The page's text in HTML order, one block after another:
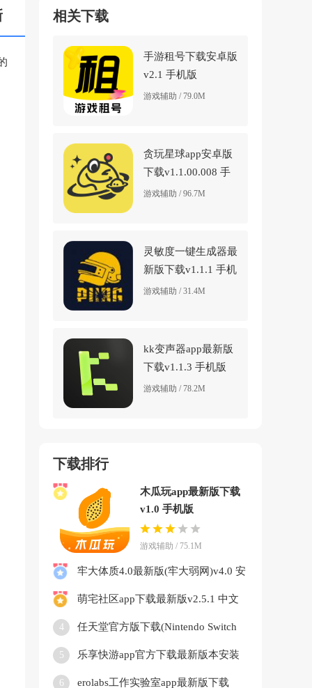
相关下载
手游租号下载安卓版
v2.1 手机版
游戏辅助 / 79.0M
贪玩星球app安卓版
下载v1.1.00.008 手
机版
游戏辅助 / 96.7M
灵敏度一键生成器最
新版下载v1.1.1 手机
版
游戏辅助 / 31.4M
kk变声器app最新版
下载v1.1.3 手机版
游戏辅助 / 78.2M
下载排行
木瓜玩app最新版下载
v1.0 手机版
游戏辅助 / 75.1M
牢大体质4.0最新版(牢大弱网)v4.0 安
萌宅社区app下载最新版v2.5.1 中文
4
任天堂官方版下载(Nintendo Switch
5
乐享快游app官方下载最新版本安装
6
erolabs工作实验室app最新版下载